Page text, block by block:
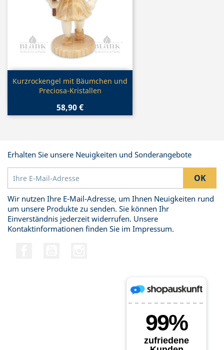
Vorschau
Kurzrockengel mit Bäumchen und
Preciosa-Kristallen
58,90 €
Erhalten Sie unsere Neuigkeiten und Sonderangebote
Wir nutzen Ihre E-Mail-Adresse, um Ihnen Neuigkeiten rund
um unsere Produkte zu senden. Sie können Ihr
Einverständnis jederzeit widerrufen. Unsere
Kontaktinformationen finden Sie im Impressum.